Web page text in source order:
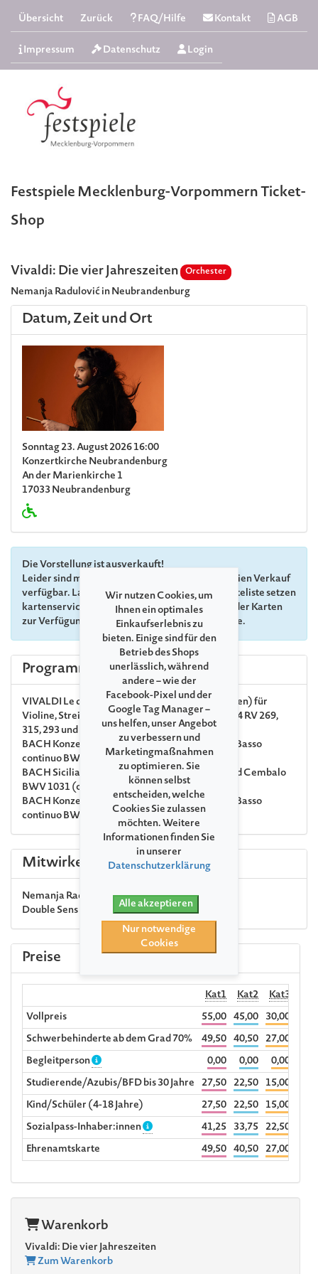
Übersicht Zurück FAQ/Hilfe Kontakt AGB
Impressum Datenschutz Login
Festspiele Mecklenburg-Vorpommern Ticket-
Shop
Vivaldi: Die vier Jahreszeiten Orchester
Nemanja Radulović in Neubrandenburg
Datum, Zeit und Ort
Sonntag 23. August 2026 16:00
Konzertkirche Neubrandenburg
An der Marienkirche 1
17033 Neubrandenburg
Die Vorstellung ist ausverkauft!
Leider sind momentan keine Karten mehr im freien Verkauf
verfügbar. Lassen Sie sich gerne auf unsere Warteliste setzen
kartenservice(at)festspiele-mv.de. Sollten wieder Karten
zur Verfügung stehen, kontaktieren wir Sie gerne.
Programm
VIVALDI Le quattro stagioni (Die vier Jahreszeiten) für
Violine, Streicher und Basso continuo op. 8 Nr. 1-4 RV 269,
315, 293 und 297
BACH Konzert a-Moll für Violine, Streicher und Basso
continuo BWV 1041
BACHSiciliano aus Sonate Es-Dur für Violine und Cembalo
BWV 1031 (orig. für Flöte und Cembalo)
BACH Konzert d-Moll für Violine, Streicher und Basso
continuo BWV 1052R
Mitwirkende
Nemanja Radulović
Violine, Leitung
Double Sens Kammerorchester
Preise
Kat1 Kat2 Kat3
Vollpreis
55,00 45,00 30,00
Schwerbehinderte ab dem Grad 70%
49,50 40,50
27,00
Begleitperson
0,00 0,00
0,00
Studierende/Azubis/BFD bis 30 Jahre
27,50 22,50
15,00
Kind/Schüler (4-18 Jahre)
27,50 22,50
15,00
Sozialpass-Inhaber:innen
41,25 33,75
22,50
Ehrenamtskarte
49,50 40,50 27,00
Warenkorb
Vivaldi: Die vier Jahreszeiten
Zum Warenkorb
Wir nutzen Cookies, um
Ihnen ein optimales
Einkaufserlebnis zu
bieten. Einige sind für den
Betrieb des Shops
unerlässlich, während
andere – wie der
Facebook-Pixel und der
Google Tag Manager –
uns helfen, unser Angebot
zu verbessern und
Marketingmaßnahmen
zu optimieren. Sie
können selbst
entscheiden, welche
Cookies Sie zulassen
möchten. Weitere
Informationen finden Sie
in unserer
Datenschutzerklärung
Alle akzeptieren
Nur notwendige
Cookies